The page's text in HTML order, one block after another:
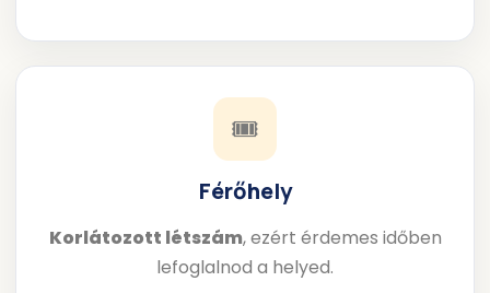
🎟
Férőhely
Korlátozott létszám, ezért érdemes időben
lefoglalnod a helyed.